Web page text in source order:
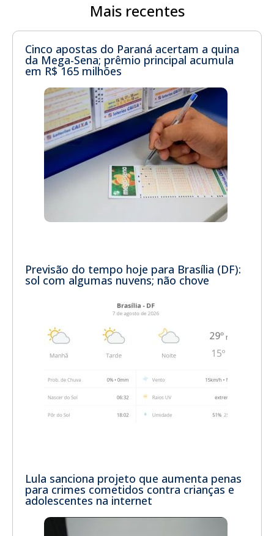
Mais recentes
Cinco apostas do Paraná acertam a quina
da Mega-Sena; prêmio principal acumula
em R$ 165 milhões
Previsão do tempo hoje para Brasília (DF):
sol com algumas nuvens; não chove
Lula sanciona projeto que aumenta penas
para crimes cometidos contra crianças e
adolescentes na internet